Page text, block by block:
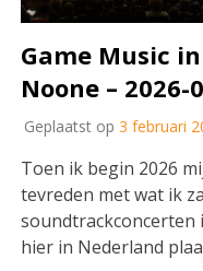
Game Music
Noone –
Geplaatst op 3 februari
Toen ik begin 2026
tevreden met wat ik
soundtrackconcerten
hier in Nederland